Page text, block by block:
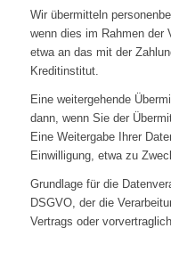
Wir übermitteln
wenn dies im Rahmen der
etwa an das mit der
Kreditinstitut.
Eine weitergehende
dann, wenn Sie der
Eine Weitergabe Ihrer
Einwilligung, etwa zu
Grundlage für die
DSGVO, der die
Vertrags oder